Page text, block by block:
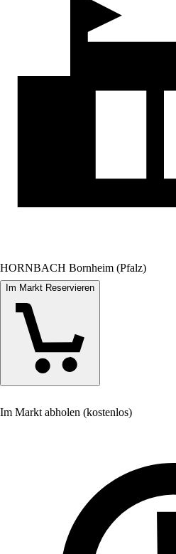
HORNBACH Bornheim (Pfalz)
Im Markt Reservieren
Im Markt abholen (kostenlos)